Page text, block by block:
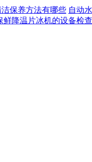
保养方法有哪些 自动
鲜降温片冰机的设备检